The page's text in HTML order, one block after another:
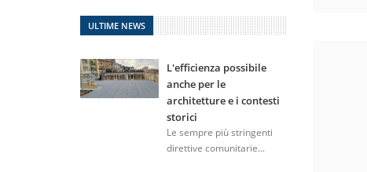
ULTIME NEWS
L'efficienza possibile
anche per le
architetture e i contesti
storici
Le sempre più stringenti
direttive comunitarie...